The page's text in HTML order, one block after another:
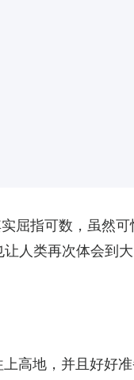
屈指可数，虽然
人类再次体会到
高地，并且好好